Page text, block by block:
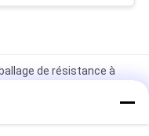
de résistance à
du papier d'emballage